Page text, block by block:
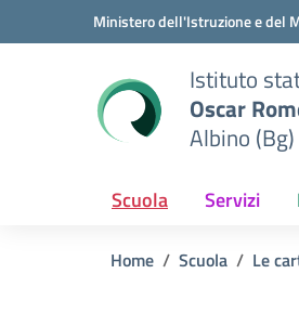
Vai ai contenuti
Vai al menu di navigazioneMinistero dell'Istruzione e del
Istituto
Oscar
Albino (Bg)
Scuola Servizi
Home Scuola Le